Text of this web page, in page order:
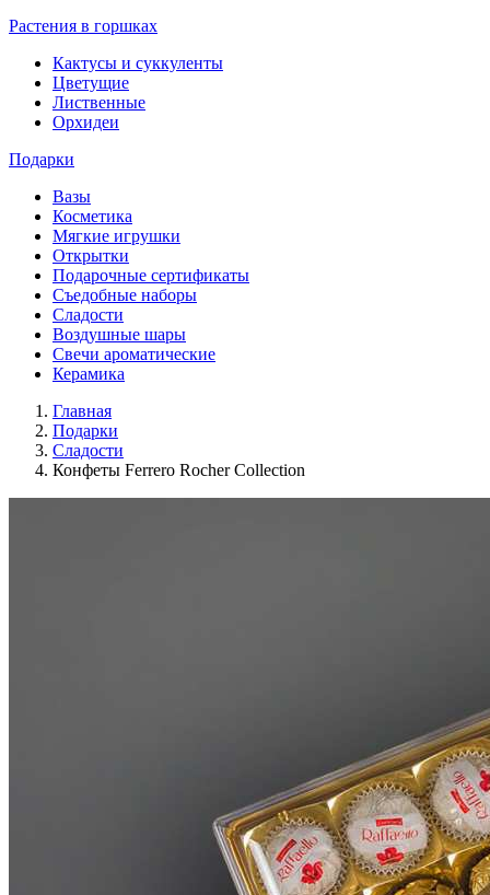
Растения в горшках
Кактусы и суккуленты
Цветущие
Лиственные
Орхидеи
Подарки
Вазы
Косметика
Мягкие игрушки
Открытки
Подарочные сертификаты
Съедобные наборы
Сладости
Воздушные шары
Свечи ароматические
Керамика
Главная
Подарки
Сладости
Конфеты Ferrero Rocher Collection